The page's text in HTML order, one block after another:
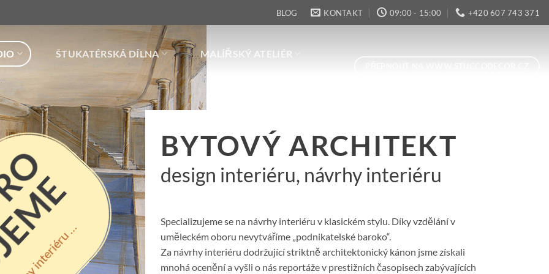
BLOG KONTAKT 09:00 - 15:00 +420 607 743 371
ŠTUKATÉRSKÁ DÍLNA MALÍŘSKÝ ATELIÉR
BYTOVÝ ARCHITEKT
design interiéru, návrhy interiéru
Specializujeme se na návrhy interiéru v klasickém stylu. Díky vzdělání v
uměleckém oboru nevytváříme „podnikatelské baroko“.
Za návrhy interiéru dodržující striktně architektonický kánon jsme získali
mnohá ocenění a vyšli o nás reportáže v prestižních časopisech zabývajících